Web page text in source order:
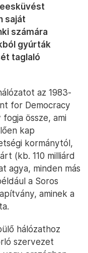
saját
számára
gyúrták
taglaló
az 1983-
for Democracy
össze, ami
kap
kormánytól,
(kb. 110 milliárd
agya, minden más
a Soros
aminek a
hálózathoz
szervezet